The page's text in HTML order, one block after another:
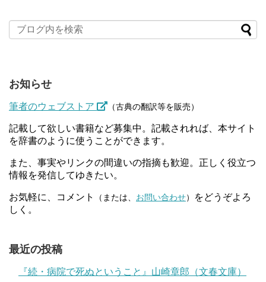
お知らせ
筆者のウェブストア （古典の翻訳等を販売）
記載して欲しい書籍など募集中。記載されれば、本サイト
を辞書のように使うことができます。
また、事実やリンクの間違いの指摘も歓迎。正しく役立つ
情報を発信してゆきたい。
お気軽に、コメント （または、 お問い合わせ）
をどうぞよろ
しく。
最近の投稿
『続・病院で死ぬということ』山崎章郎（文春文庫）